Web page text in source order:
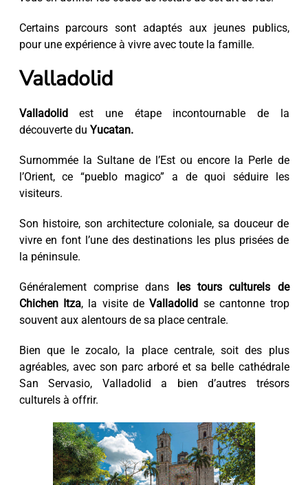
Certains parcours sont adaptés aux jeunes publics,
pour une expérience à vivre avec toute la famille.
Valladolid
Valladolidest une étape incontournable de la
découverte du Yucatan.
Surnommée la Sultane de l’Est ou encore la Perle de
l’Orient, ce “pueblo magico” a de quoi séduire les
visiteurs.
Son histoire, son architecture coloniale, sa douceur de
vivre en font l’une des destinations les plus prisées de
la péninsule.
Généralement comprise dans les tours culturels de
Chichen Itza, la visite deValladolid se cantonne trop
souvent aux alentours de sa place centrale.
Bien que le zocalo, la place centrale, soit des plus
agréables, avec son parc arboré et sa belle cathédrale
San Servasio, Valladolid a bien d’autres trésors
culturels à offrir.